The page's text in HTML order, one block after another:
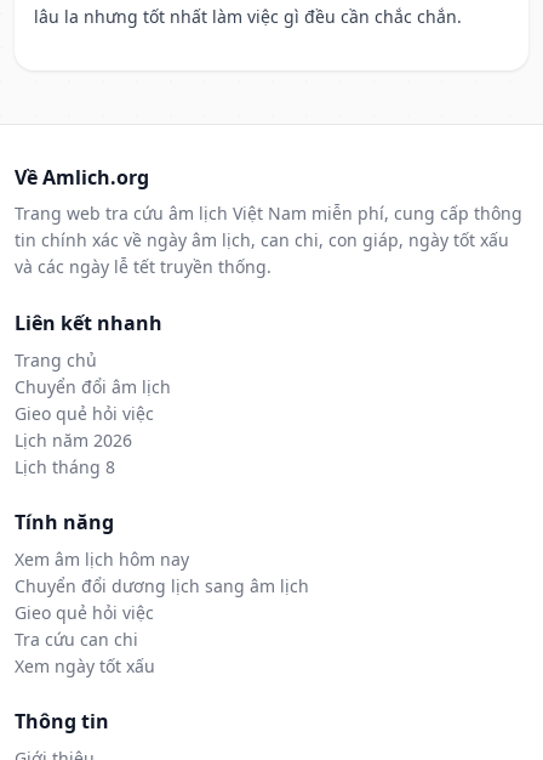
lâu la nhưng tốt nhất làm việc gì đều cần chắc chắn.
Về Amlich.org
Trang web tra cứu âm lịch Việt Nam miễn phí, cung cấp thông
tin chính xác về ngày âm lịch, can chi, con giáp, ngày tốt xấu
và các ngày lễ tết truyền thống.
Liên kết nhanh
Trang chủ
Chuyển đổi âm lịch
Gieo quẻ hỏi việc
Lịch năm 2026
Lịch tháng 8
Tính năng
Xem âm lịch hôm nay
Chuyển đổi dương lịch sang âm lịch
Gieo quẻ hỏi việc
Tra cứu can chi
Xem ngày tốt xấu
Thông tin